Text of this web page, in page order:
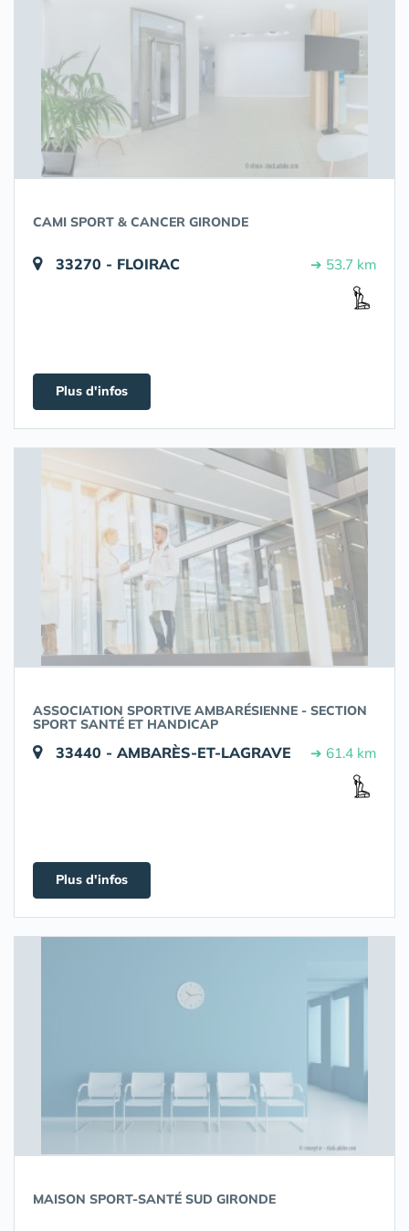
CAMI SPORT & CANCER GIRONDE
33270 - FLOIRAC ➔ 53.7 km
Plus d'infos
ASSOCIATION SPORTIVE AMBARÉSIENNE - SECTION
SPORT SANTÉ ET HANDICAP
33440 - AMBARÈS-ET-LAGRAVE ➔ 61.4 km
Plus d'infos
MAISON SPORT-SANTÉ SUD GIRONDE